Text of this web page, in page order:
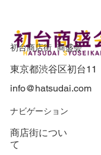
初台商店街 商盛会
東京都渋谷区初台11
info@hatsudai.com
​ナビゲーション
商店街につい
て